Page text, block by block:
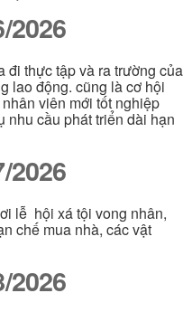
2026
đi thực tập và ra trường của
lao động. cũng là cơ hội
viên mới tốt nghiệp
nhu cầu phát triển dài hạn
2026
lễ hội xá tội vong nhân,
chế mua nhà, các vật
2026